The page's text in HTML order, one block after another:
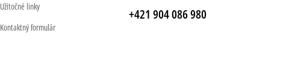
Užitočné linky
Kontaktný formulár
+421 904 086 980